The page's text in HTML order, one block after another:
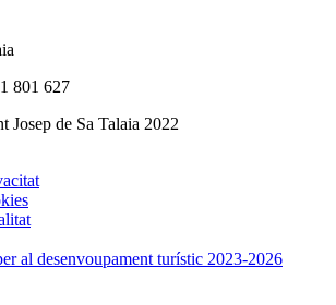
801 627
Josep de Sa Talaia 2022
al desenvoupament turístic 2023-2026